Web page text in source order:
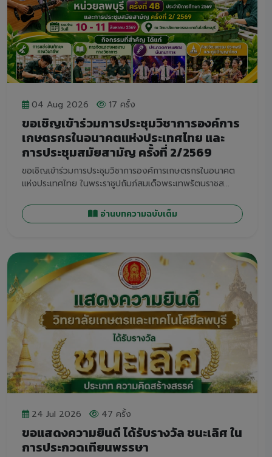
04 Aug 2026 17 ครั้ง
ขอเชิญเข้าร่วมการประชุมวิชาการองค์การ
เกษตรกรในอนาคตแห่งประเทศไทย และ
การประชุมสมัยสามัญ ครั้งที่ 2/2569
ขอเชิญเข้าร่วมการประชุมวิชาการองค์การเกษตรกรในอนาคต
แห่งประเทศไทย ในพระราชูปถัมภ์สมเด็จพระเทพรัตนราชส...
อ่านบทความฉบับเต็ม
24 Jul 2026 47 ครั้ง
ขอแสดงความยินดี ได้รับรางวัล ชนะเลิศ ใน
การประกวดเทียนพรรษา